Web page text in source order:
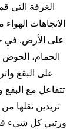
الغرفة التي
الاتجاهات
على الأرض. في
الحمام،
على البقع
تتفاعل مع البقع
تريدين نقلها
ورتبي كل شيء